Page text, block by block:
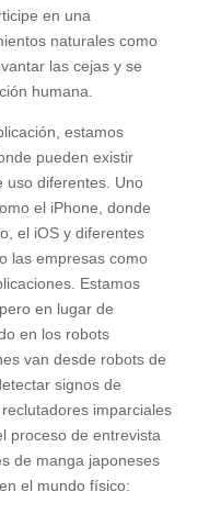
en una
naturales como
las cejas y se
humana.
estamos
pueden existir
uso diferentes. Uno
el iPhone, donde
el iOS y diferentes
las empresas como
Estamos
en lugar de
en los robots
van desde robots de
signos de
imparciales
proceso de entrevista
de manga japoneses
el mundo físico: